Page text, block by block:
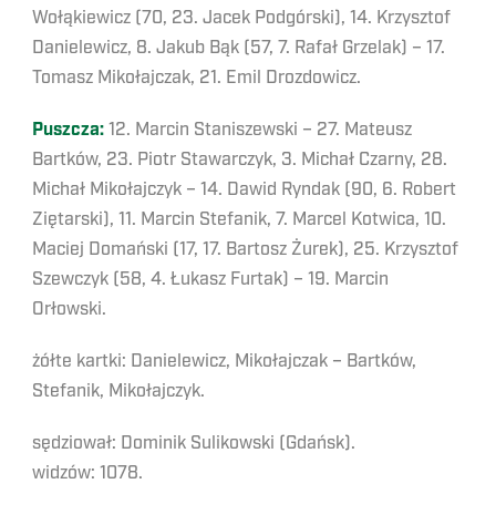
Wołąkiewicz (70, 23. Jacek Podgórski), 14. Krzysztof
Danielewicz, 8. Jakub Bąk (57, 7. Rafał Grzelak) – 17.
Tomasz Mikołajczak, 21. Emil Drozdowicz.
Puszcza: 12. Marcin Staniszewski – 27. Mateusz
Bartków, 23. Piotr Stawarczyk, 3. Michał Czarny, 28.
Michał Mikołajczyk – 14. Dawid Ryndak (90, 6. Robert
Ziętarski), 11. Marcin Stefanik, 7. Marcel Kotwica, 10.
Maciej Domański (17, 17. Bartosz Żurek), 25. Krzysztof
Szewczyk (58, 4. Łukasz Furtak) – 19. Marcin
Orłowski.
żółte kartki: Danielewicz, Mikołajczak – Bartków,
Stefanik, Mikołajczyk.
sędziował: Dominik Sulikowski (Gdańsk).
widzów: 1078.